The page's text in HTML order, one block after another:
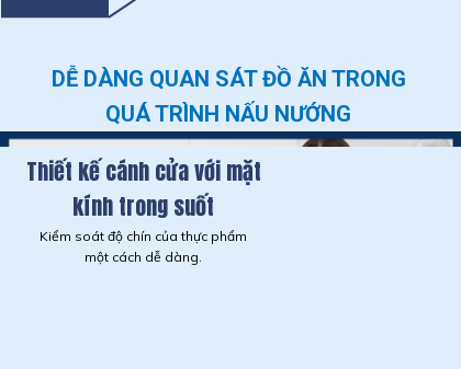
DỄ DÀNG QUAN SÁT ĐỒ ĂN TRONG
QUÁ TRÌNH NẤU NƯỚNG
Thiết kế cánh cửa với mặt
kính trong suốt
Kiểm soát độ chín của thực phẩm
một cách dễ dàng.